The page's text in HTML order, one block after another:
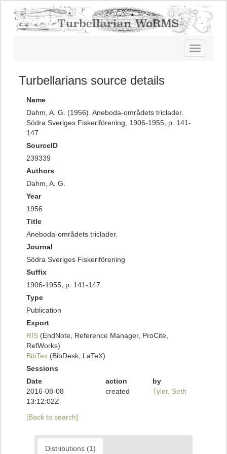
Toggle
navigation
Turbellarians source details
Name
Dahm, A. G. (1956). Aneboda-områdets triclader.
Södra Sveriges Fiskeriförening, 1906-1955, p. 141-
147
SourceID
239339
Authors
Dahm, A. G.
Year
1956
Title
Aneboda-områdets triclader.
Journal
Södra Sveriges Fiskeriförening
Suffix
1906-1955, p. 141-147
Type
Publication
Export
RIS (EndNote, Reference Manager, ProCite,
RefWorks)
BibTex (BibDesk, LaTeX)
Sessions
Date
action
by
2016-08-08
13:12:02Z
created Tyler, Seth
[Back to search]
Distributions (1)